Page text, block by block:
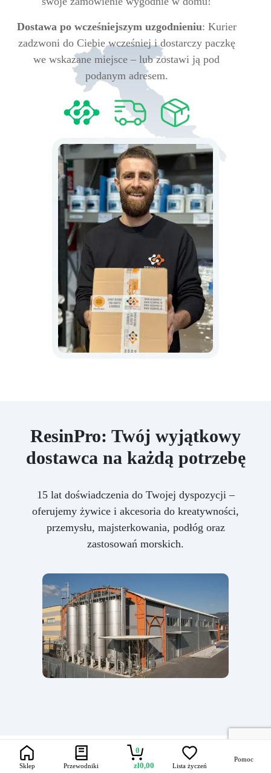
Dostawa po wcześniejszym uzgodnieniu: Kurier
zadzwoni do Ciebie wcześniej i dostarczy paczkę
we wskazane miejsce – lub zostawi ją pod
podanym adresem.
ResinPro: Twój wyjątkowy
dostawca na każdą potrzebę
15 lat doświadczenia do Twojej dyspozycji –
oferujemy żywice i akcesoria do kreatywności,
przemysłu, majsterkowania, podłóg oraz
zastosowań morskich.
Sklep Przewodniki
0
zł0,00 Lista życzeń
Pomoc